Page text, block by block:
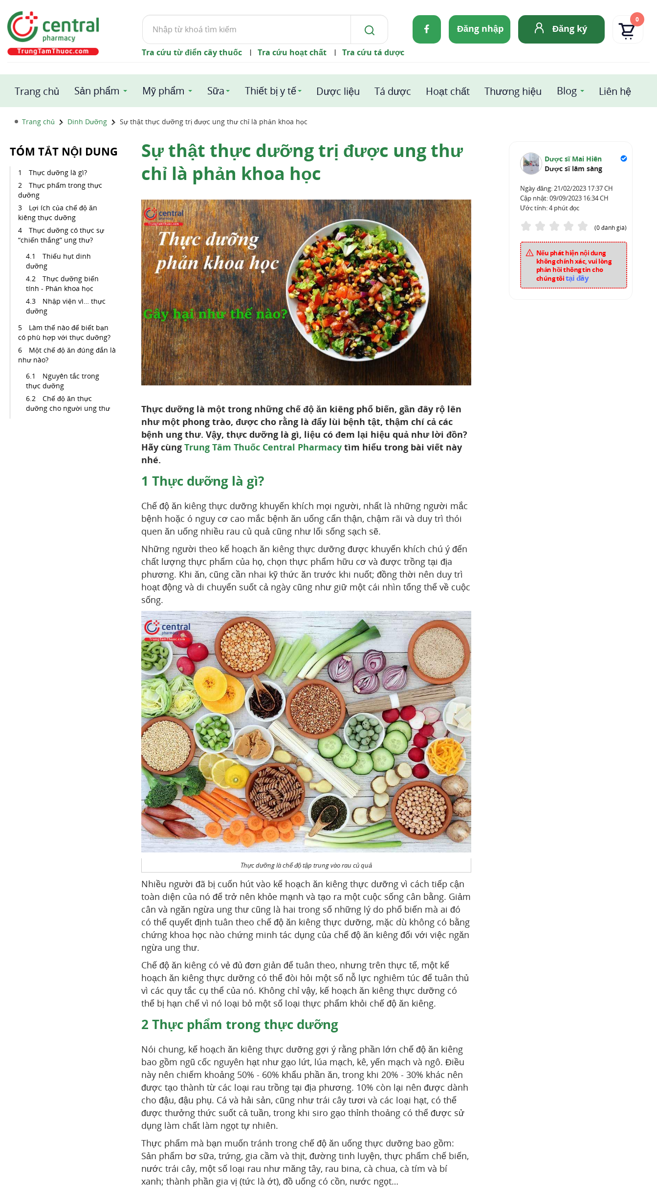
Tìm
kiếm
Đăng nhập Đăng ký
0
Tra cứu từ điển cây thuốc | Tra cứu hoạt chất | Tra cứu tá dược
Trang chủ Sản phẩm Mỹ phẩm Sữa Thiết bị y tế Dược liệu Tá dược Hoạt chất Thương hiệu Blog Liên hệ
Trang chủ Dinh Dưỡng Sự thật thực dưỡng trị được ung thư chỉ là phản khoa học
TÓM TẮT NỘI DUNG
Thực dưỡng là gì?
Thực phẩm trong thực
dưỡng
Lợi ích của chế độ ăn
kiêng thực dưỡng
Thực dưỡng có thực sự
“chiến thắng” ung thư?
Thiếu hụt dinh
dưỡng
Thực dưỡng biến
tính - Phản khoa học
Nhập viện vì… thực
dưỡng
Làm thế nào để biết bạn
có phù hợp với thực dưỡng?
Một chế độ ăn đúng đắn là
như nào?
Nguyên tắc trong
thực dưỡng
Chế độ ăn thực
dưỡng cho người ung thư
Dược sĩ Mai Hiên
Dược sĩ lâm sàng
Ngày đăng:21/02/2023 17:37 CH
Cập nhật:09/09/2023 16:34 CH
Ước tính: 4 phút đọc
(0 đánh giá)
Nếu phát hiện nội dung
không chính xác, vui lòng
phản hồi thông tin cho
chúng tôitại đây
Sự thật thực dưỡng trị được ung thư
chỉ là phản khoa học
Thực dưỡng là một trong những chế độ ăn kiêng phổ biến, gần đây rộ lên
như một phong trào, được cho rằng là đẩy lùi bệnh tật, thậm chí cả các
bệnh ung thư. Vậy, thực dưỡng là gì, liệu có đem lại hiệu quả như lời đồn?
Hãy cùng Trung Tâm Thuốc Central Pharmacytìm hiểu trong bài viết này
nhé.
1 Thực dưỡng là gì?
Chế độ ăn kiêng thực dưỡng khuyến khích mọi người, nhất là những người mắc
bệnh hoặc ó nguy cơ cao mắc bệnh ăn uống cẩn thận, chậm rãi và duy trì thói
quen ăn uống nhiều rau củ quả cũng như lối sống sạch sẽ.
Những người theo kế hoạch ăn kiêng thực dưỡng được khuyến khích chú ý đến
chất lượng thực phẩm của họ, chọn thực phẩm hữu cơ và được trồng tại địa
phương. Khi ăn, cũng cần nhai kỹ thức ăn trước khi nuốt; đồng thời nên duy trì
hoạt động và di chuyển suốt cả ngày cũng như giữ một cái nhìn tổng thể về cuộc
sống.
Thực dưỡng là chế độ tập trung vào rau củ quả
Nhiều người đã bị cuốn hút vào kế hoạch ăn kiêng thực dưỡng vì cách tiếp cận
toàn diện của nó để trở nên khỏe mạnh và tạo ra một cuộc sống cân bằng. Giảm
cân và ngăn ngừa ung thư cũng là hai trong số những lý do phổ biến mà ai đó
có thể quyết định tuân theo chế độ ăn kiêng thực dưỡng, mặc dù không có bằng
chứng khoa học nào chứng minh tác dụng của chế độ ăn kiêng đối với việc ngăn
ngừa ung thư.
Chế độ ăn kiêng có vẻ đủ đơn giản để tuân theo, nhưng trên thực tế, một kế
hoạch ăn kiêng thực dưỡng có thể đòi hỏi một số nỗ lực nghiêm túc để tuân thủ
vì các quy tắc cụ thể của nó. Không chỉ vậy, kế hoạch ăn kiêng thực dưỡng có
thể bị hạn chế vì nó loại bỏ một số loại thực phẩm khỏi chế độ ăn kiêng.
2 Thực phẩm trong thực dưỡng
Nói chung, kế hoạch ăn kiêng thực dưỡng gợi ý rằng phần lớn chế độ ăn kiêng
bao gồm ngũ cốc nguyên hạt như gạo lứt, lúa mạch, kê, yến mạch và ngô. Điều
này nên chiếm khoảng 50% - 60% khẩu phần ăn, trong khi 20% - 30% khác nên
được tạo thành từ các loại rau trồng tại địa phương. 10% còn lại nên được dành
cho đậu, đậu phụ. Cá và hải sản, cũng như trái cây tươi và các loại hạt, có thể
được thưởng thức suốt cả tuần, trong khi siro gạo thỉnh thoảng có thể được sử
dụng làm chất làm ngọt tự nhiên.
Thực phẩm mà bạn muốn tránh trong chế độ ăn uống thực dưỡng bao gồm:
Sản phẩm bơ sữa, trứng, gia cầm và thịt, đường tinh luyện, thực phẩm chế biến,
nước trái cây, một số loại rau như măng tây, rau bina, cà chua, cà tím và bí
xanh; thành phần gia vị (tức là ớt), đồ uống có cồn, nước ngọt…